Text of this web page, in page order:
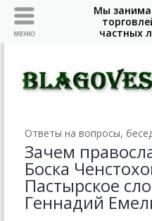
Ответы на вопросы,
Зачем
Боска
Пастырское
Геннадий